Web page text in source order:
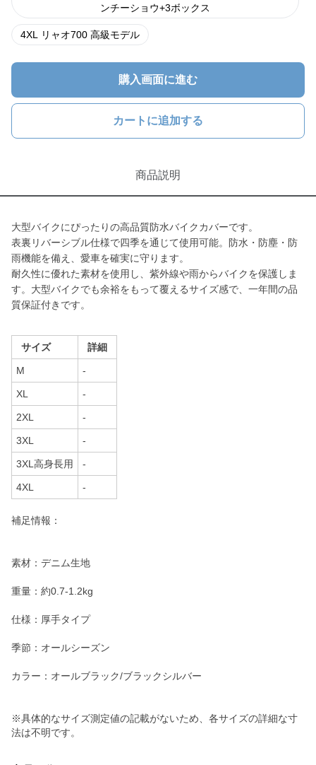
ンチーショウ+3ボックス
4XL リャオ700 高級モデル
購入画面に進む
カートに追加する
商品説明
大型バイクにぴったりの高品質防水バイクカバーです。
表裏リバーシブル仕様で四季を通じて使用可能。防水・防塵・防
雨機能を備え、愛車を確実に守ります。
耐久性に優れた素材を使用し、紫外線や雨からバイクを保護しま
す。大型バイクでも余裕をもって覆えるサイズ感で、一年間の品
質保証付きです。
サイズ 詳細
M -
XL -
2XL -
3XL -
3XL高身長用 -
4XL -
補足情報：
素材：デニム生地
重量：約0.7-1.2kg
仕様：厚手タイプ
季節：オールシーズン
カラー：オールブラック/ブラックシルバー
※具体的なサイズ測定値の記載がないため、各サイズの詳細な寸
法は不明です。